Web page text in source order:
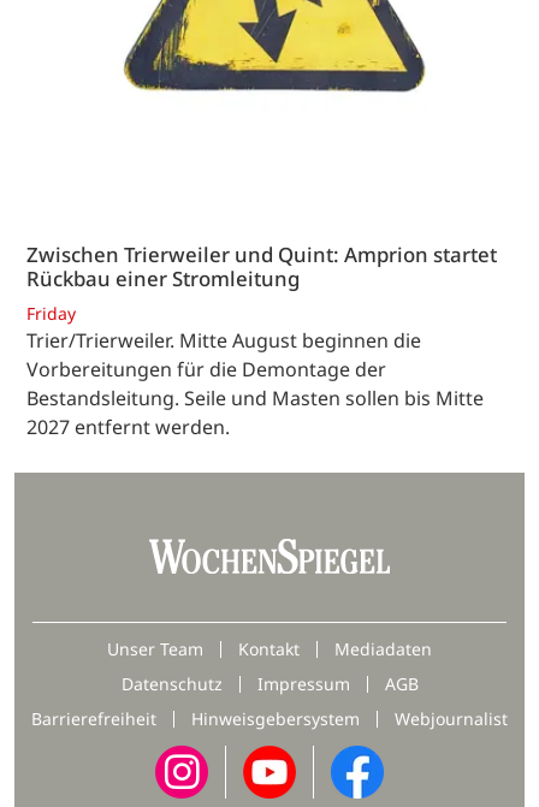
Zwischen Trierweiler und Quint: Amprion startet
Rückbau einer Stromleitung
Friday
Trier/Trierweiler. Mitte August beginnen die
Vorbereitungen für die Demontage der
Bestandsleitung. Seile und Masten sollen bis Mitte
2027 entfernt werden.
Unser Team Kontakt
Mediadaten
Datenschutz
Impressum
AGB
Barrierefreiheit
Hinweisgebersystem Webjournalist